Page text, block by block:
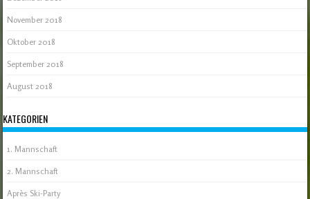
November 2018
Oktober 2018
September 2018
August 2018
KATEGORIEN
1. Mannschaft
2. Mannschaft
Après Ski-Party